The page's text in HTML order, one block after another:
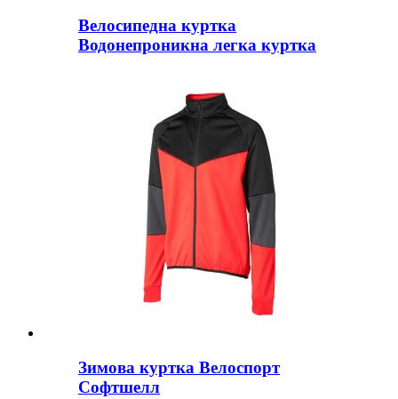
Велосипедна куртка
Водонепроникна легка куртка
Зимова куртка Велоспорт
Софтшелл